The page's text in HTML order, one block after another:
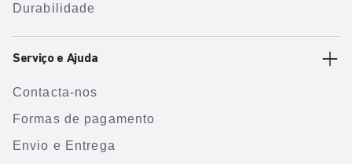
Durabilidade
Serviço e Ajuda
Contacta-nos
Formas de pagamento
Envio e Entrega